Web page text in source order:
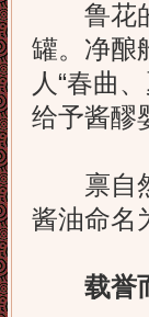
鲁花的
罐。净酿
人“春曲
给予酱醪
禀自然
酱油命名
载誉